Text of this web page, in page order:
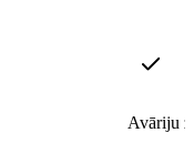
Avāriju